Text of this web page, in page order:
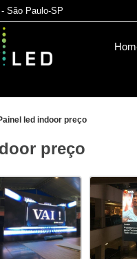
São Paulo-SP
led indoor preço
preço